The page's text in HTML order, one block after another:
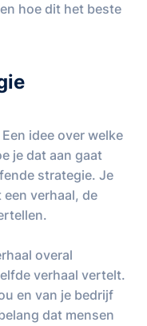
hoe dit het beste
idee over welke
je dat aan gaat
strategie. Je
verhaal, de
overal
verhaal vertelt.
en van je bedrijf
dat mensen